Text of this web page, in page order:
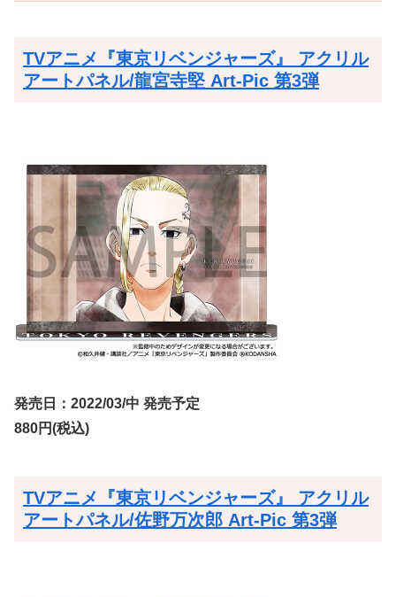
TVアニメ『東京リベンジャーズ』 アクリル
アートパネル/龍宮寺堅 Art-Pic 第3弾
発売日：2022/03/中 発売予定
880円(税込)
TVアニメ『東京リベンジャーズ』 アクリル
アートパネル/佐野万次郎 Art-Pic 第3弾